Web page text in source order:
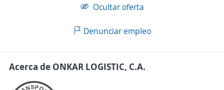
Ocultar oferta
Denunciar empleo
Acerca de ONKAR LOGISTIC, C.A.